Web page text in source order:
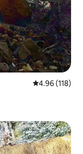
Calificación
4.96 (118)